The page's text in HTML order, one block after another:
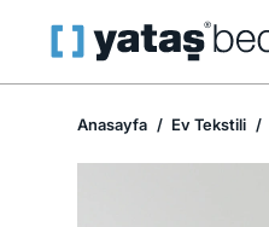
Anasayfa Ev Tekstili